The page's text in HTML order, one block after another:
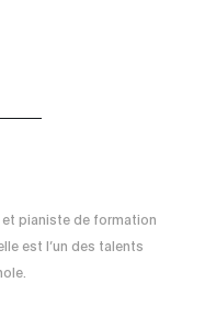
pianiste de formation
est l’un des talents